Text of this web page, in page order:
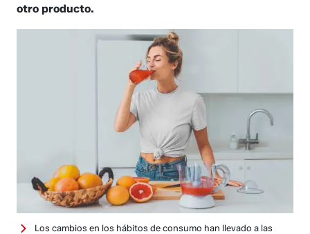
otro producto.
Los cambios en los hábitos de consumo han llevado a las